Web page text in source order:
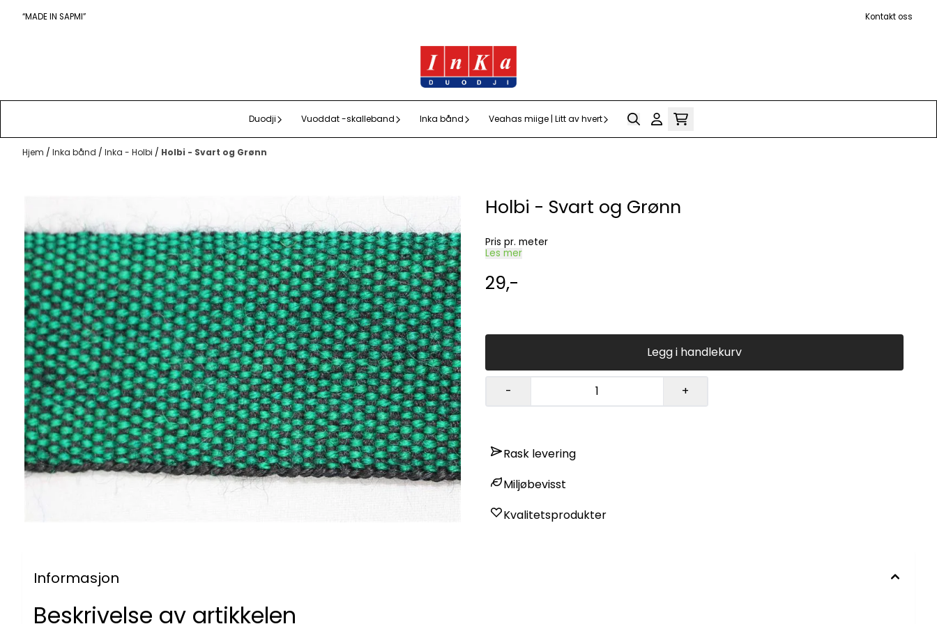
Hopp til innhold
“MADE IN SAPMI” Kontakt oss
Duodji Vuoddat -skalleband Inka bånd Veahas miige | Litt av hvert
Hjem / Inka bånd / Inka - Holbi / Holbi - Svart og Grønn
Holbi - Svart og Grønn
Pris pr. meter
Les mer
29,-
Legg i handlekurv
- +
Rask levering
Miljøbevisst
Kvalitetsprodukter
Informasjon
Beskrivelse av artikkelen